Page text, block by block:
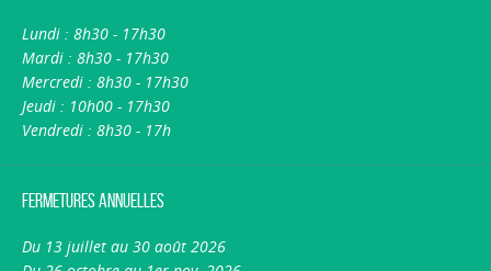
Lundi : 8h30 - 17h30
Mardi : 8h30 - 17h30
Mercredi : 8h30 - 17h30
Jeudi : 10h00 - 17h30
Vendredi : 8h30 - 17h
Fermetures annuelles
Du 13 juillet au 30 août 2026